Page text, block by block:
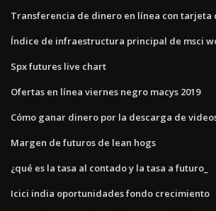
Transferencia de dinero en línea con tarjeta
Índice de infraestructura principal de msci
Spx futures live chart
Ofertas en línea viernes negro macys 2019
Cómo ganar dinero por la descarga de
Margen de futuros de lean hogs
¿qué es la tasa al contado y la tasa a futuro_
Icici india oportunidades fondo crecimiento